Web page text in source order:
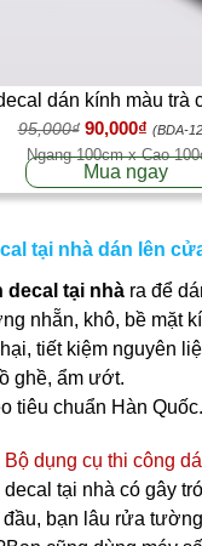
dán kính màu trà
1 chiều phim cách
95,000₫ 90,000₫ (BDA-
Ngang 100cm x Cao
Mua ngay
tại nhà dán lên
decal tại nhà ra để
nhẵn, khô, bề mặt
tiết kiệm nguyên
ghề, ẩm ướt.
tiêu chuẩn Hàn Quốc.
dụng cụ thi công
tại nhà có gây
bạn lâu rửa